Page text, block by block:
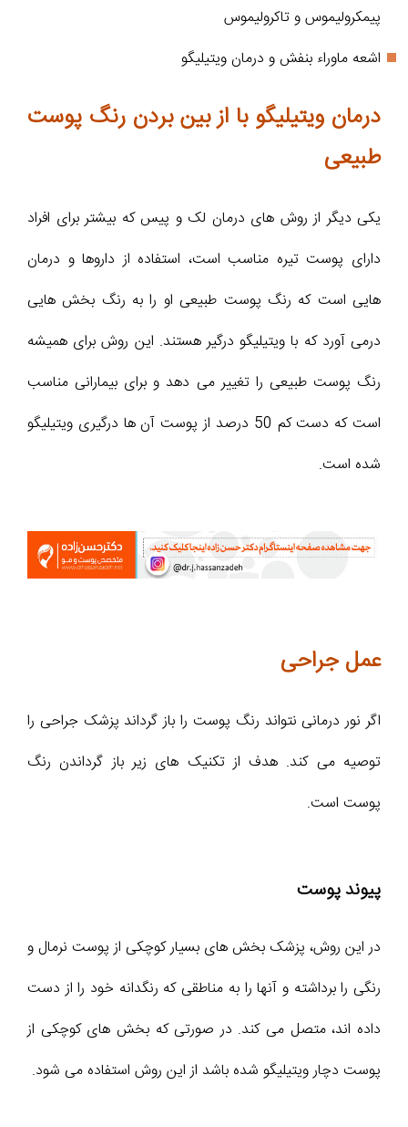
پیمکرولیموس و تاکرولیموس
اشعه ماوراء بنفش و درمان ویتیلیگو
درمان ویتیلیگو با از بین بردن رنگ پوست
طبیعی
یکی دیگر از روش های درمان لک و پیس که بیشتر برای افراد
دارای پوست تیره مناسب است، استفاده از داروها و درمان
هایی است که رنگ پوست طبیعی او را به رنگ بخش هایی
درمی آورد که با ویتیلیگو درگیر هستند. این روش برای همیشه
رنگ پوست طبیعی را تغییر می دهد و برای بیمارانی مناسب
است که دست کم 50 درصد از پوست آن ها درگیری ویتیلیگو
شده است.
عمل جراحی
اگر نور درمانی نتواند رنگ پوست را باز گرداند پزشک جراحی را
توصیه می کند. هدف از تکنیک های زیر باز گرداندن رنگ
پوست است.
پیوند پوست
در این روش، پزشک بخش های بسیار کوچکی از پوست نرمال و
رنگی را برداشته و آنها را به مناطقی که رنگدانه خود را از دست
داده اند، متصل می کند. در صورتی که بخش های کوچکی از
پوست دچار ویتیلیگو شده باشد از این روش استفاده می شود.